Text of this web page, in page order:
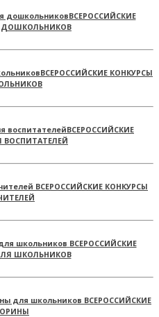
ВСЕРОССИЙСКИЕ
ДОШКОЛЬНИКОВ
ВСЕРОССИЙСКИЕ КОНКУРСЫ
ВСЕРОССИЙСКИЕ
ВОСПИТАТЕЛЕЙ
ВСЕРОССИЙСКИЕ КОНКУРСЫ
ВСЕРОССИЙСКИЕ
ШКОЛЬНИКОВ
ВСЕРОССИЙСКИЕ